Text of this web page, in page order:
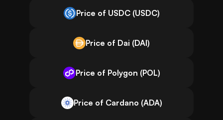
Price of USDC (USDC)
Price of Dai (DAI)
Price of Polygon (POL)
Price of Cardano (ADA)